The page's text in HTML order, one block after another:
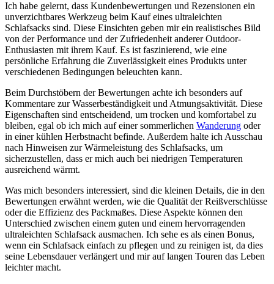
Ich habe gelernt, dass Kundenbewertungen und Rezensionen ein
unverzichtbares Werkzeug beim Kauf eines ultraleichten
Schlafsacks sind. Diese Einsichten geben mir ein realistisches Bild
von der Performance und der Zufriedenheit anderer Outdoor-
Enthusiasten mit ihrem Kauf. Es ist faszinierend, wie eine
persönliche Erfahrung die Zuverlässigkeit eines Produkts unter
verschiedenen Bedingungen beleuchten kann.
Beim Durchstöbern der Bewertungen achte ich besonders auf
Kommentare zur Wasserbeständigkeit und Atmungsaktivität. Diese
Eigenschaften sind entscheidend, um trocken und komfortabel zu
bleiben, egal ob ich mich auf einer sommerlichen Wanderung oder
in einer kühlen Herbstnacht befinde. Außerdem halte ich Ausschau
nach Hinweisen zur Wärmeleistung des Schlafsacks, um
sicherzustellen, dass er mich auch bei niedrigen Temperaturen
ausreichend wärmt.
Was mich besonders interessiert, sind die kleinen Details, die in den
Bewertungen erwähnt werden, wie die Qualität der Reißverschlüsse
oder die Effizienz des Packmaßes. Diese Aspekte können den
Unterschied zwischen einem guten und einem hervorragenden
ultraleichten Schlafsack ausmachen. Ich sehe es als einen Bonus,
wenn ein Schlafsack einfach zu pflegen und zu reinigen ist, da dies
seine Lebensdauer verlängert und mir auf langen Touren das Leben
leichter macht.